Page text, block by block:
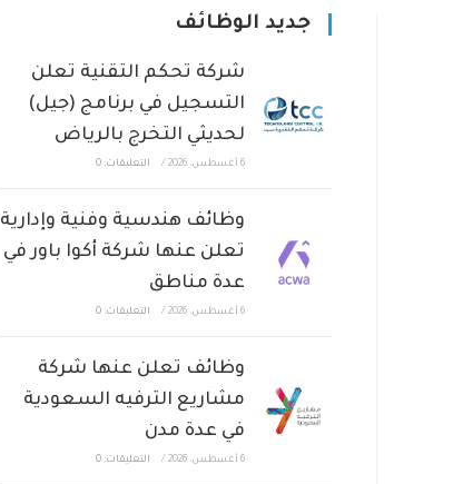
جديد الوظائف
شركة تحكم التقنية تعلن
التسجيل في برنامج (جيل)
لحديثي التخرج بالرياض
6 أغسطس، 2026 / التعليقات: 0
وظائف هندسية وفنية وإدارية
تعلن عنها شركة أكوا باور في
عدة مناطق
6 أغسطس، 2026 / التعليقات: 0
وظائف تعلن عنها شركة
مشاريع الترفيه السعودية
في عدة مدن
6 أغسطس، 2026 / التعليقات: 0